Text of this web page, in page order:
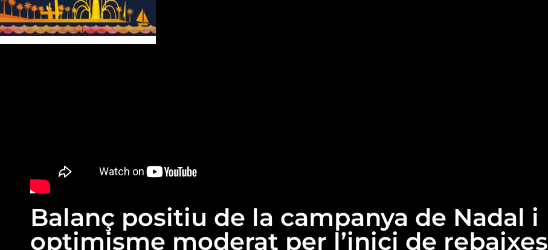
Balanç positiu de la campanya de Nadal i
optimisme moderat per l’inici de rebaixes